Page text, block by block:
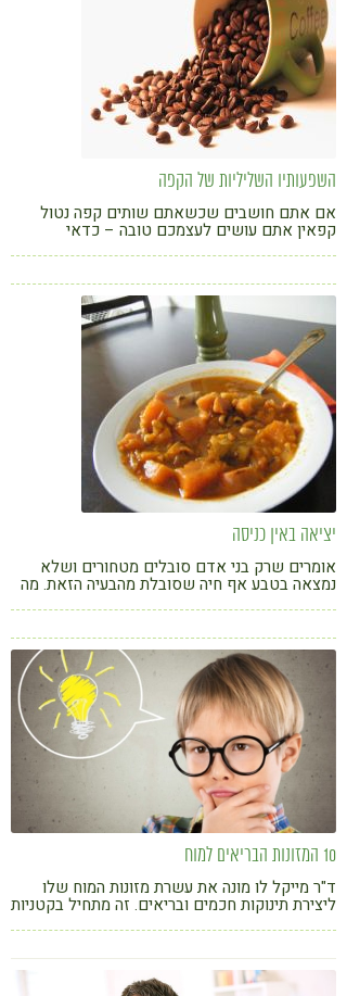
השפעותיו השליליות של הקפה
אם אתם חושבים שכשאתם שותים קפה נטול
קפאין אתם עושים לעצמכם טובה – כדאי
שתחשבו שוב. קפה נטול קפאין הרבה, אבל הרבה
יותר, מסוכן לגוף. ד"ר עידן סער מסביר
יציאה באין כניסה
אומרים שרק בני אדם סובלים מטחורים ושלא
נמצאה בטבע אף חיה שסובלת מהבעיה הזאת. מה
זה אומר עלינו? שאנחנו לא יודעים לאכול נכון?
ברור
10 המזונות הבריאים למוח
ד"ר מייקל לו מונה את עשרת מזונות המוח שלו
ליצירת תינוקות חכמים ובריאים. זה מתחיל בקטניות